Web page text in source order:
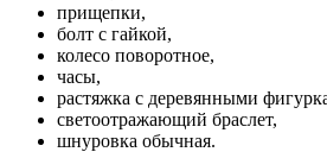
прищепки,
болт с гайкой,
колесо поворотное,
часы,
растяжка с деревянными
светоотражающий браслет,
шнуровка обычная.